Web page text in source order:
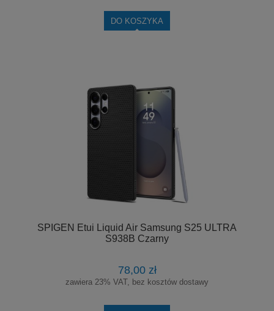
DO KOSZYKA
SPIGEN Etui Liquid Air Samsung S25 ULTRA
S938B Czarny
78,00 zł
zawiera 23% VAT, bez kosztów dostawy